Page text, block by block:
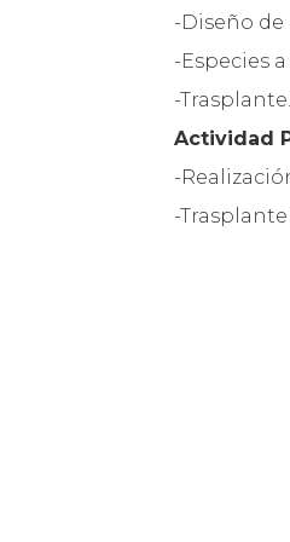
-Diseño
-Especies
-Trasplante.
Actividad
-
-